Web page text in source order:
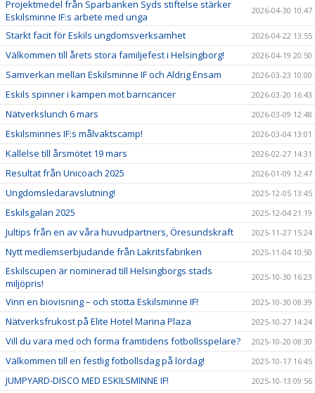
Projektmedel från Sparbanken Syds stiftelse stärker
Eskilsminne IF:s arbete med unga
2026-04-30 10:47
Starkt facit för Eskils ungdomsverksamhet 2026-04-22 13:55
Välkommen till årets stora familjefest i Helsingborg! 2026-04-19 20:50
Samverkan mellan Eskilsminne IF och Aldrig Ensam 2026-03-23 10:00
Eskils spinner i kampen mot barncancer 2026-03-20 16:43
Nätverkslunch 6 mars 2026-03-09 12:48
Eskilsminnes IF:s målvaktscamp! 2026-03-04 13:01
Kallelse till årsmötet 19 mars 2026-02-27 14:31
Resultat från Unicoach 2025 2026-01-09 12:47
Ungdomsledaravslutning! 2025-12-05 13:45
Eskilsgalan 2025 2025-12-04 21:19
Jultips från en av våra huvudpartners, Öresundskraft 2025-11-27 15:24
Nytt medlemserbjudande från Lakritsfabriken 2025-11-04 10:50
Eskilscupen är nominerad till Helsingborgs stads
miljöpris!
2025-10-30 16:23
Vinn en biovisning – och stötta Eskilsminne IF! 2025-10-30 08:39
Nätverksfrukost på Elite Hotel Marina Plaza 2025-10-27 14:24
Vill du vara med och forma framtidens fotbollsspelare? 2025-10-20 08:30
Välkommen till en festlig fotbollsdag på lördag! 2025-10-17 16:45
JUMPYARD-DISCO MED ESKILSMINNE IF! 2025-10-13 09:56